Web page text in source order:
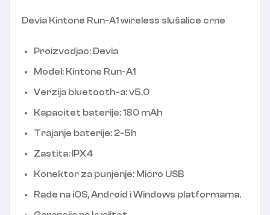
Devia Kintone Run-A1 wireless slušalice crne
Proizvodjac: Devia
Model: Kintone Run-A1
Verzija bluetooth-a: v5.0
Kapacitet baterije: 180 mAh
Trajanje baterije: 2-5h
Zastita: IPX4
Konektor za punjenje: Micro USB
Rade na iOS, Android i Windows platformama.